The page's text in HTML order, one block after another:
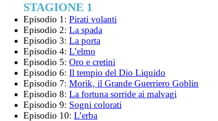
STAGIONE 1
Episodio 1: Pirati volanti
Episodio 2: La spada
Episodio 3: La porta
Episodio 4: L’elmo
Episodio 5: Oro e cretini
Episodio 6: Il tempio del Dio Liquido
Episodio 7: Morik, il Grande Guerriero Goblin
Episodio 8: La fortuna sorride ai malvagi
Episodio 9: Sogni colorati
Episodio 10: L’erba